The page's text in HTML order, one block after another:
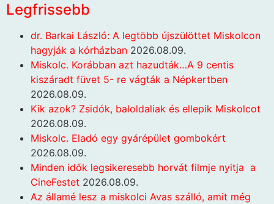
Legfrissebb
dr. Barkai László: A legtöbb újszülöttet Miskolcon
hagyják a kórházban 2026.08.09.
Miskolc. Korábban azt hazudták…A 9 centis
kiszáradt füvet 5- re vágták a Népkertben
2026.08.09.
Kik azok? Zsidók, baloldaliak és ellepik Miskolcot
2026.08.09.
Miskolc. Eladó egy gyárépület gombokért
2026.08.09.
Minden idők legsikeresebb horvát filmje nyitja a
CineFestet 2026.08.09.
Az államé lesz a miskolci Avas szálló, amit még